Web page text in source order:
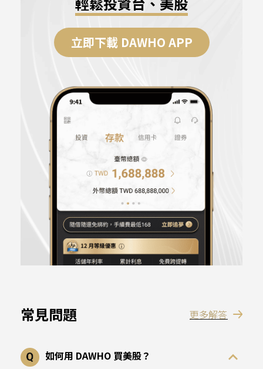
64.61%
查看更多
立即下載 DAWHO APP
常見問題 更多解答
如何用 DAWHO 買美股？